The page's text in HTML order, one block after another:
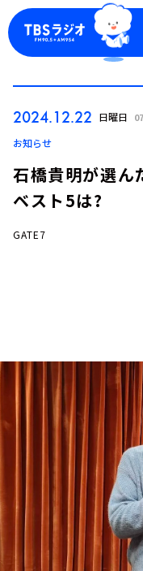
お知らせ
イベント・グ
YouTube
会社情報
2024.12.22 日曜日
お知らせ
石橋貴明が選ん
ベスト5は?
GATE7